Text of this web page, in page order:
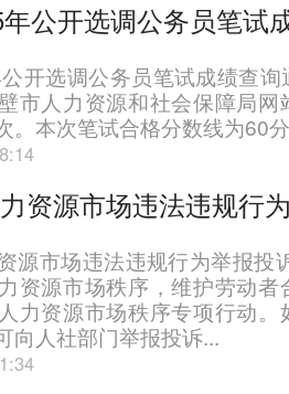
公开选调公务员笔试
开选调公务员笔试成绩查
市人力资源和社会保障局
。本次笔试合格分数线为60
资源市场违法违规行
源市场违法违规行为举
资源市场秩序，维护劳动
力资源市场秩序专项行动
向人社部门举报投诉...